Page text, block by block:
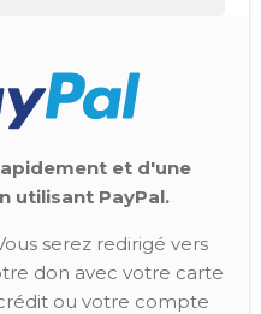
et d'une
utilisant PayPal.
serez redirigé vers
don avec votre carte
ou votre compte